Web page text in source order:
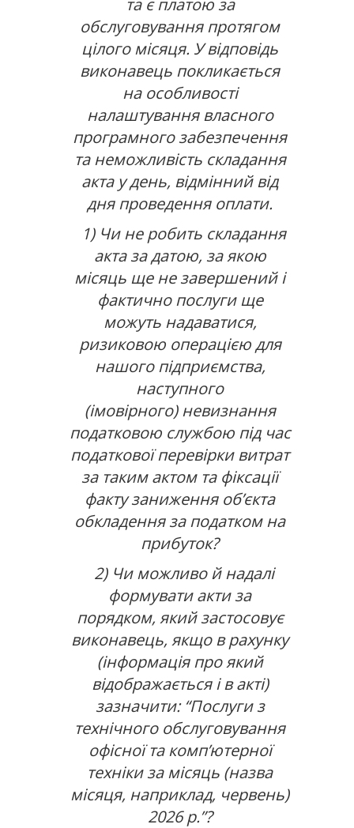
та є платою за
обслуговування протягом
цілого місяця. У відповідь
виконавець покликається
на особливості
налаштування власного
програмного забезпечення
та неможливість складання
акта у день, відмінний від
дня проведення оплати.
1) Чи не робить складання
акта за датою, за якою
місяць ще не завершений і
фактично послуги ще
можуть надаватися,
ризиковою операцією для
нашого підприємства,
наступного
(імовірного) невизнання
податковою службою під час
податкової перевірки витрат
за таким актом та фіксації
факту заниження об’єкта
обкладення за податком на
прибуток?
2) Чи можливо й надалі
формувати акти за
порядком, який застосовує
виконавець, якщо в рахунку
(інформація про який
відображається і в акті)
зазначити: “Послуги з
технічного обслуговування
офісної та комп’ютерної
техніки за місяць (назва
місяця, наприклад, червень)
2026 р.”?